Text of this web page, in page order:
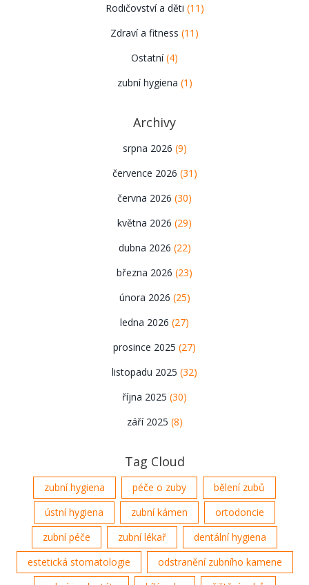
Rodičovství a děti (11)
Zdraví a fitness (11)
Ostatní(4)
zubní hygiena (1)
Archivy
srpna 2026 (9)
července 2026 (31)
června 2026 (30)
května 2026 (29)
dubna 2026 (22)
března 2026 (23)
února 2026 (25)
ledna 2026 (27)
prosince 2025 (27)
listopadu 2025 (32)
října 2025 (30)
září 2025 (8)
Tag Cloud
zubní hygiena péče o zuby
bělení zubů
ústní hygiena
zubní kámen
ortodoncie
zubní péče
zubní lékař
dentální hygiena
estetická stomatologie
odstranění zubního kamene